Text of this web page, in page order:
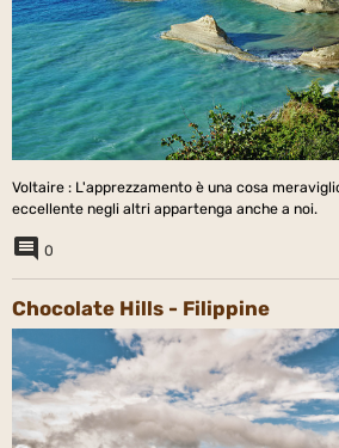
Voltaire : L'apprezzamento è una cosa
eccellente negli altri appartenga anche a noi.
0
Chocolate Hills - Filippine